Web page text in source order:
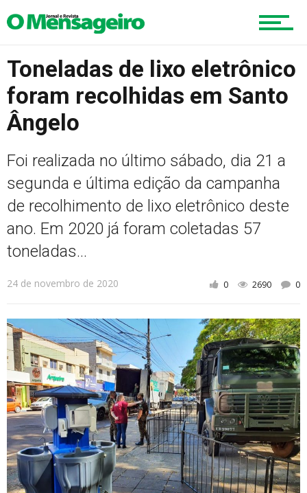
Região
Esportes
Cultura
Cidade
Meio Ambiente
Cotidiano
Toneladas de lixo eletrônico
foram recolhidas em Santo
Ângelo
Foi realizada no último sábado, dia 21 a
segunda e última edição da campanha
de recolhimento de lixo eletrônico deste
ano. Em 2020 já foram coletadas 57
toneladas...
24 de novembro de 2020 0 2690 0